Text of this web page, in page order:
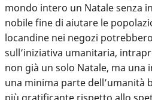
mondo intero un Natale senza
nobile fine di aiutare le
locandine nei negozi
sull’iniziativa umanitaria,
non già un solo Natale, ma una
una minima parte dell’umanità